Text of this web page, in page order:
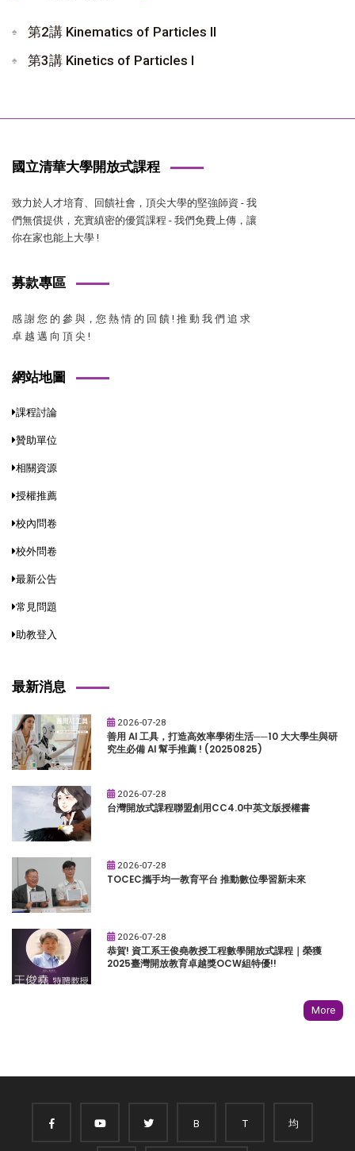
第2講 Kinematics of Particles II
第3講 Kinetics of Particles I
國立清華大學開放式課程
致力於人才培育、回饋社會，頂尖大學的堅強師資 - 我
們無償提供，充實縝密的優質課程 - 我們免費上傳，讓
你在家也能上大學 !
募款專區
感 謝 您 的 參 與，您 熱 情 的 回 饋 ! 推 動 我 們 追 求
卓 越 邁 向 頂 尖 !
網站地圖
課程討論
贊助單位
相關資源
授權推薦
校內問卷
校外問卷
最新公告
常見問題
助教登入
最新消息
2026-07-28
善用 AI 工具，打造高效率學術生活──10 大大學生與研
究生必備 AI 幫手推薦 ! (20250825)
2026-07-28
台灣開放式課程聯盟創用CC4.0中英文版授權書
2026-07-28
TOCEC攜手均一教育平台 推動數位學習新未來
2026-07-28
恭賀! 資工系王俊堯教授工程數學開放式課程｜榮獲
2025臺灣開放教育卓越獎OCW組特優!!
More
B T 均